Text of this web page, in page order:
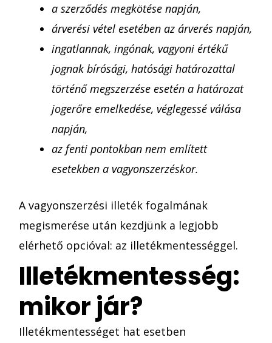
a szerződés megkötése napján,
árverési vétel esetében az árverés napján,
ingatlannak, ingónak, vagyoni értékű
jognak bírósági, hatósági határozattal
történő megszerzése esetén a határozat
jogerőre emelkedése, véglegessé válása
napján,
az fenti pontokban nem említett
esetekben a vagyonszerzéskor.
A vagyonszerzési illeték fogalmának
megismerése után kezdjünk a legjobb
elérhető opcióval: az illetékmentességgel.
Illetékmentesség:
mikor jár?
Illetékmentességet hat esetben